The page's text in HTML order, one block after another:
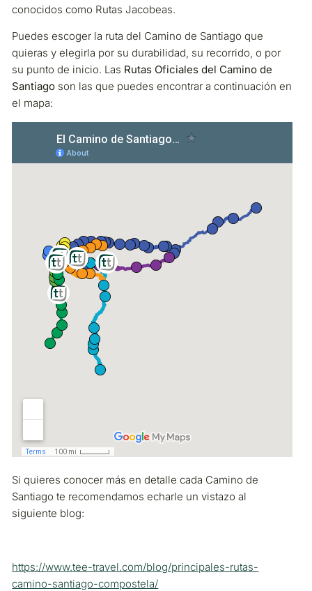
conocidos como Rutas Jacobeas.
Puedes escoger la ruta del Camino de Santiago que
quieras y elegirla por su durabilidad, su recorrido, o por
su punto de inicio. Las Rutas Oficiales del Camino de
Santiago son las que puedes encontrar a continuación en
el mapa:
Si quieres conocer más en detalle cada Camino de
Santiago te recomendamos echarle un vistazo al
siguiente blog:
https://www.tee-travel.com/blog/principales-rutas-
camino-santiago-compostela/